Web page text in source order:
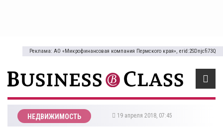
Реклама: АО «Микрофинансовая компания Пермского края», erid:2SDnjcfi73Q
НЕДВИЖИМОСТЬ 19 апреля 2018, 07:45